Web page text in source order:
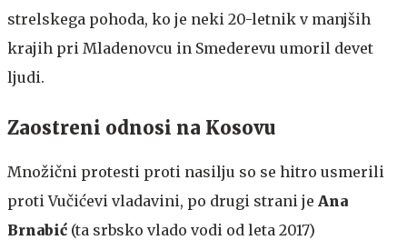
strelskega pohoda, ko je neki 20-letnik v manjših
krajih pri Mladenovcu in Smederevu umoril devet
ljudi.
Zaostreni odnosi na Kosovu
Množični protesti proti nasilju so se hitro usmerili
proti Vučićevi vladavini, po drugi strani je Ana
Brnabić (ta srbsko vlado vodi od leta 2017)